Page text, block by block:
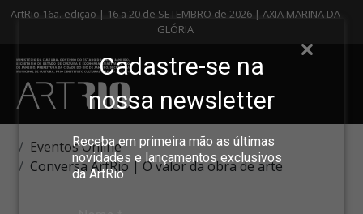
Cadastre-se na
nossa newsletter
Receba em primeira mão as últimas
novidades e lançamentos exclusivos
da ArtRio
ArtRio 16a. edição | 16 a 20 de SETEMBRO de 2026 | AXIA MARINA DA
GLÓRIA
Eventos Online
Conversa ArtRio | O valor da obra de arte